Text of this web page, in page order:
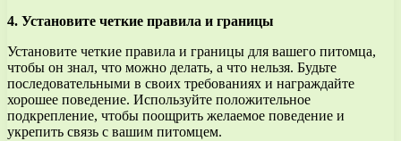
4. Установите четкие правила и границы
Установите четкие правила и границы для вашего питомца,
чтобы он знал, что можно делать, а что нельзя. Будьте
последовательными в своих требованиях и награждайте
хорошее поведение. Используйте положительное
подкрепление, чтобы поощрить желаемое поведение и
укрепить связь с вашим питомцем.